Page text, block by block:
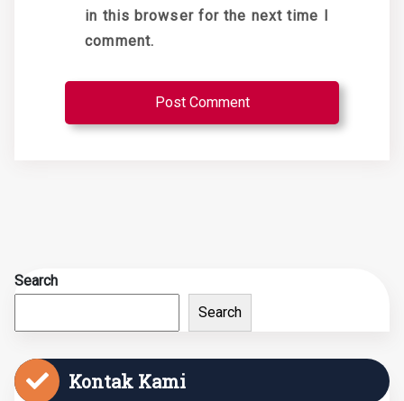
in this browser for the next time I
comment.
Search
Search
Kontak Kami